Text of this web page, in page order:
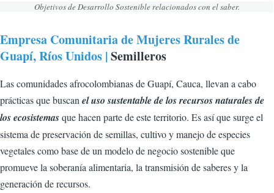
Objetivos de Desarrollo Sostenible relacionados con el saber.
Empresa Comunitaria de Mujeres Rurales de
Guapí, Ríos Unidos | Semilleros
Las comunidades afrocolombianas de Guapí, Cauca, llevan a cabo
prácticas que buscan el uso sustentable de los recursos naturales de
los ecosistemasque hacen parte de este territorio. Es así que surge el
sistema de preservación de semillas, cultivo y manejo de especies
vegetales como base de un modelo de negocio sostenible que
promueve la soberanía alimentaria, la transmisión de saberes y la
generación de recursos.